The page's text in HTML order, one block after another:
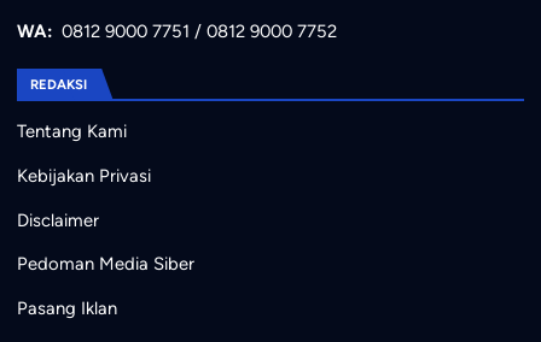
WA: 0812 9000 7751 / 0812 9000 7752
REDAKSI
Tentang Kami
Kebijakan Privasi
Disclaimer
Pedoman Media Siber
Pasang Iklan